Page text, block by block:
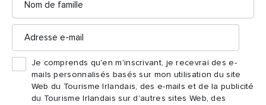
Adresse
Je comprends qu'en m'inscrivant, je recevrai des e-
mails personnalisés basés sur mon utilisation du site
Web du Tourisme Irlandais, des e-mails et de la publicité
du Tourisme Irlandais sur d'autres sites Web, des